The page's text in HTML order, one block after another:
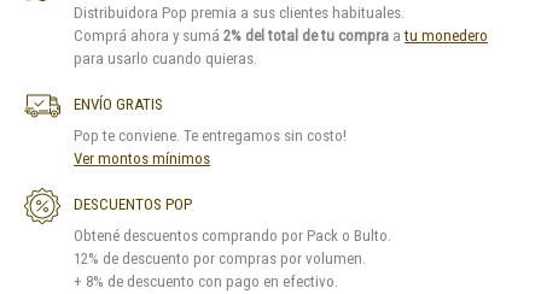
Distribuidora Pop premia a sus clientes habituales.
Comprá ahora y sumá 2% del total de tu compra atu monedero
para usarlo cuando quieras.
ENVÍO GRATIS
Pop te conviene. Te entregamos sin costo!
Ver montos mínimos
DESCUENTOS POP
Obtené descuentos comprando por Pack o Bulto.
12% de descuento por compras por volumen.
+ 8% de descuento con pago en efectivo.